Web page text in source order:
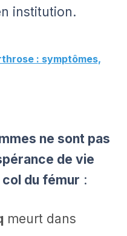
institution.
: symptômes,
ne sont pas
de vie
du fémur :
meurt dans